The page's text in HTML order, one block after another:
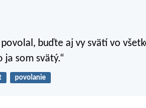
buďte aj vy svätí vo
ja som svätý.“
povolanie